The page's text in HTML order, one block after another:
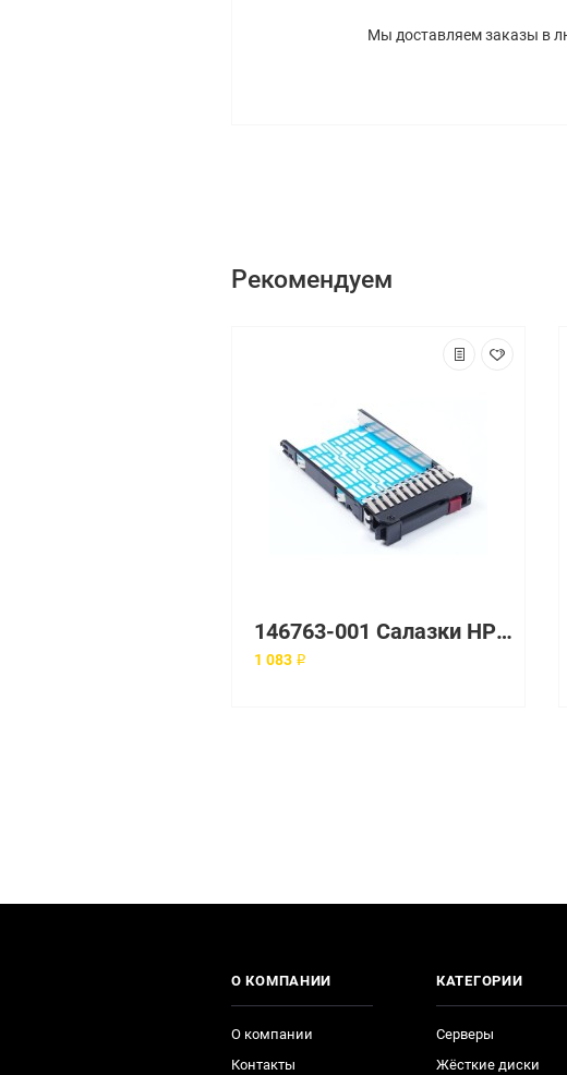
Мы доставляем заказы в
Рекомендуем
146763-001 Салазки HP Enterprise
1 083 ₽
О КОМПАНИИ
О компании
Контакты
КАТЕГОРИИ
Серверы
Жёсткие диски